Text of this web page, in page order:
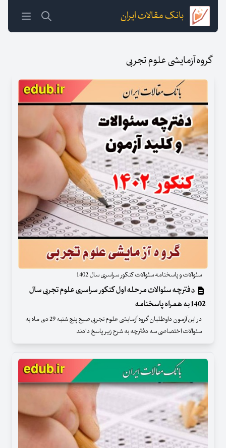
بانک مقالات ایران
گروه آزمایشی علوم تجربی
سئوالات و پاسخنامه سئوالات کنکور سراسری سال 1402
دفترچه سئوالات مرحله اول کنکور سراسری علوم تجربی سال
1402 به همراه پاسخنامه
در این آزمون داوطلبان گروه آزمایشی علوم تجربی صبح پنج شنبه 29 دی ماه به
سئوالات اختصاصی سه دفترچه به شرح زیر پاسخ دادند